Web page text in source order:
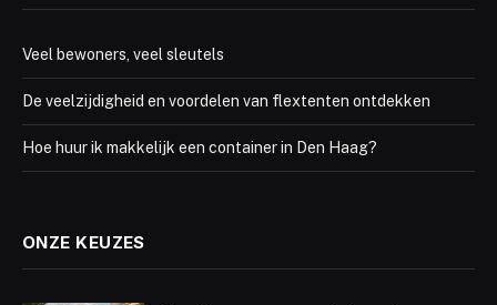
Veel bewoners, veel sleutels
De veelzijdigheid en voordelen van flextenten ontdekken
Hoe huur ik makkelijk een container in Den Haag?
ONZE KEUZES